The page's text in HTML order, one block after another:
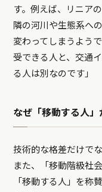
す。例えば、リニア
隣の河川や生態系へ
変わってしまうよう
受できる人と、交通
る人は別なのです」
なぜ「移動する人」
技術的な格差だけで
また、「移動階級社
「移動する人」を称